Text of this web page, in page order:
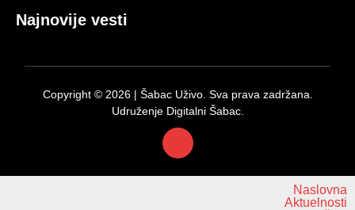
Najnovije vesti
Copyright © 2026 | Šabac Uživo. Sva prava zadržana.
Udruženje Digitalni Šabac.
Naslovna
Aktuelnosti